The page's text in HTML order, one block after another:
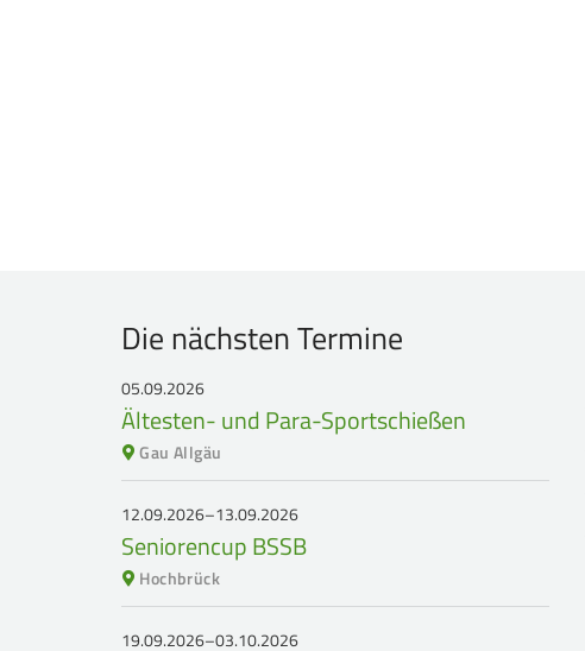
Die nächsten Termine
05.09.2026
Ältesten- und Para-Sportschießen
Gau Allgäu
12.09.2026–13.09.2026
Seniorencup BSSB
Hochbrück
19.09.2026–03.10.2026